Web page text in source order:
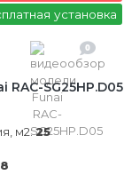
установка
0
RAC-SG25HP.D05
м2:25